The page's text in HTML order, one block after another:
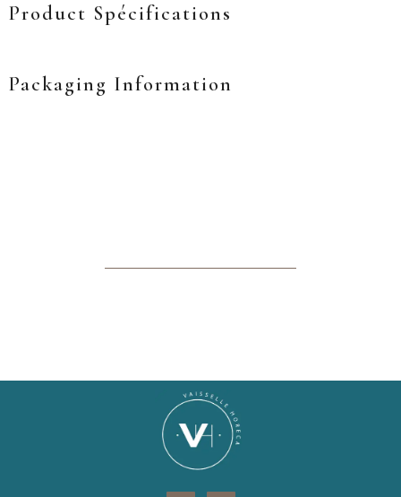
Product Spécifications
Packaging Information